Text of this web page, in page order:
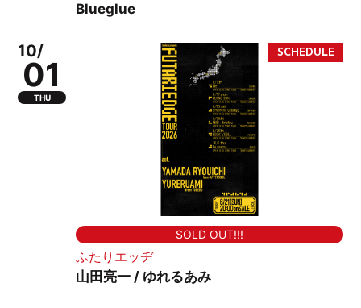
Blueglue
10/
01
THU
SOLD OUT!!!
ふたりエッヂ
山田亮一 / ゆれるあみ